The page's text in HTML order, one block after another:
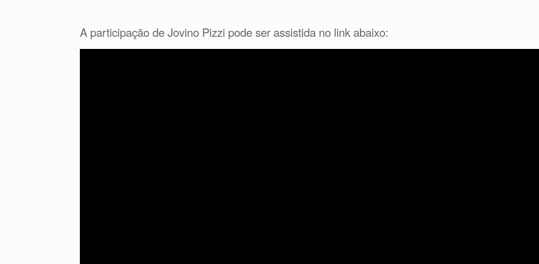
A participação de Jovino Pizzi pode ser assistida no link abaixo: